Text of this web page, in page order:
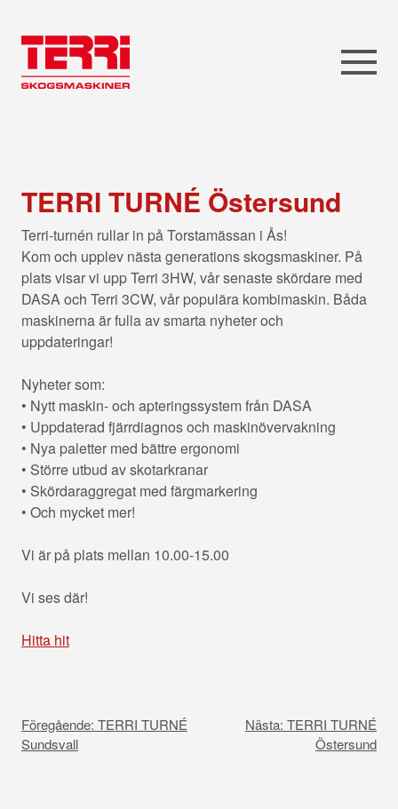
TERRI TURNÉ Östersund
Terri-turnén rullar in på Torstamässan i Ås!
Kom och upplev nästa generations skogsmaskiner. På
plats visar vi upp Terri 3HW, vår senaste skördare med
DASA och Terri 3CW, vår populära kombimaskin. Båda
maskinerna är fulla av smarta nyheter och
uppdateringar!
Nyheter som:
• Nytt maskin- och apteringssystem från DASA
• Uppdaterad fjärrdiagnos och maskinövervakning
• Nya paletter med bättre ergonomi
• Större utbud av skotarkranar
• Skördaraggregat med färgmarkering
• Och mycket mer!
Vi är på plats mellan 10.00-15.00
Vi ses där!
Hitta hit
n
l
Föregående: TERRI TURNÉ
Sundsvall
Nästa: TERRI TURNÉ
Östersund